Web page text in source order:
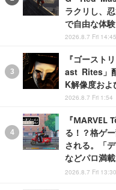
ラクリし、
で自由な体験
2026.8.7 Fri 14:45
『ゴースト
ast Rites」
K解像度お
2026.8.7 Fri 1:54
『MARVEL
る！？格ゲ
される。「
などパロ満載
2026.8.7 Fri 13:30